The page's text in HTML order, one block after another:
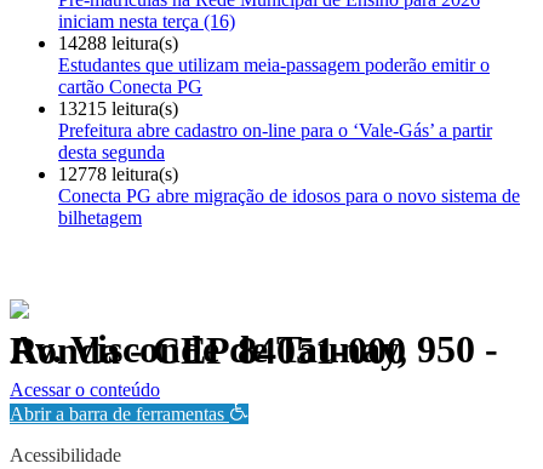
iniciam nesta terça (16)
14288 leitura(s)
Estudantes que utilizam meia-passagem poderão emitir o
cartão Conecta PG
13215 leitura(s)
Prefeitura abre cadastro on-line para o ‘Vale-Gás’ a partir
desta segunda
12778 leitura(s)
Conecta PG abre migração de idosos para o novo sistema de
bilhetagem
Av. Visconde de Taunay, 950 - Ronda - CEP 84051-000
Política de Privacidade.
Acessar o conteúdo
Abrir a barra de ferramentas
Acessibilidade